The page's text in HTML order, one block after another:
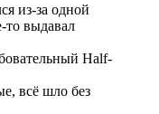
из-за одной
то выдавал
Half-
всё шло без